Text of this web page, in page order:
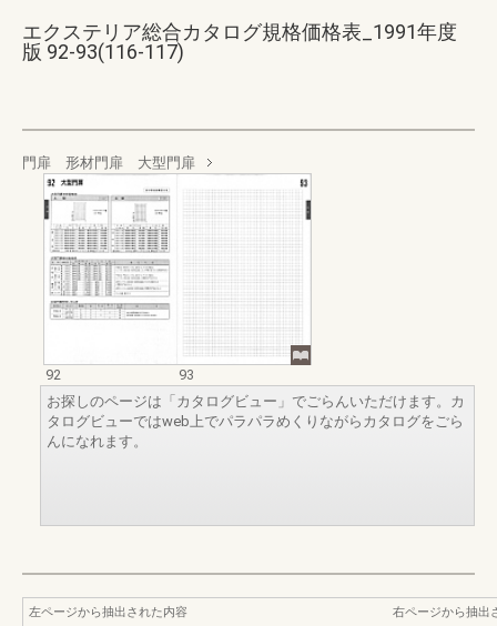
エクステリア総合カタログ規格価格表_1991年度
版 92-93(116-117)
門扉 形材門扉 大型門扉
92
93
お探しのページは「カタログビュー」でごらんいただけます。カ
タログビューではweb上でパラパラめくりながらカタログをごら
んになれます。
左ページから抽出された内容
右ページから抽出